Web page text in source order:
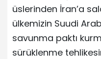
üslerinden İran’a
ülkemizin Suudi
savunma paktı
sürüklenme